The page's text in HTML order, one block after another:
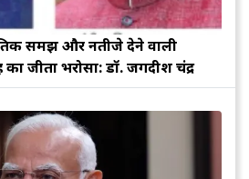
समझ और नतीजे देने वाली
जीता भरोसा: डॉ. जगदीश चंद्र